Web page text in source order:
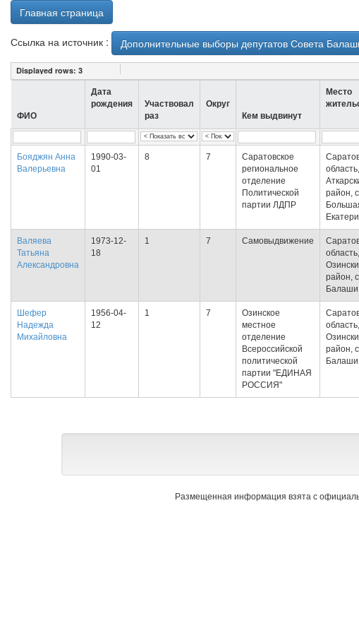
Главная страница
Ссылка на источник : Дополнительные выборы депутатов Совета
Displayed rows: 3
ФИО
Дата
рождения
Участвовал
раз
Округ
Кем выдвинут
Место
Бояджян Анна
Валерьевна
1990-03-
01
8 7
Саратовское
региональное
отделение
Политической
партии ЛДПР
область,
район,
Валяева
Татьяна
Александровна
1973-12-
18
1 7 Самовыдвижение
область,
район,
Балаши
Шефер
Надежда
Михайловна
1956-04-
12
1 7
Озинское
местное
отделение
Всероссийской
политической
партии "ЕДИНАЯ
РОССИЯ"
область,
район,
Балаши
Размещенная информация взята с